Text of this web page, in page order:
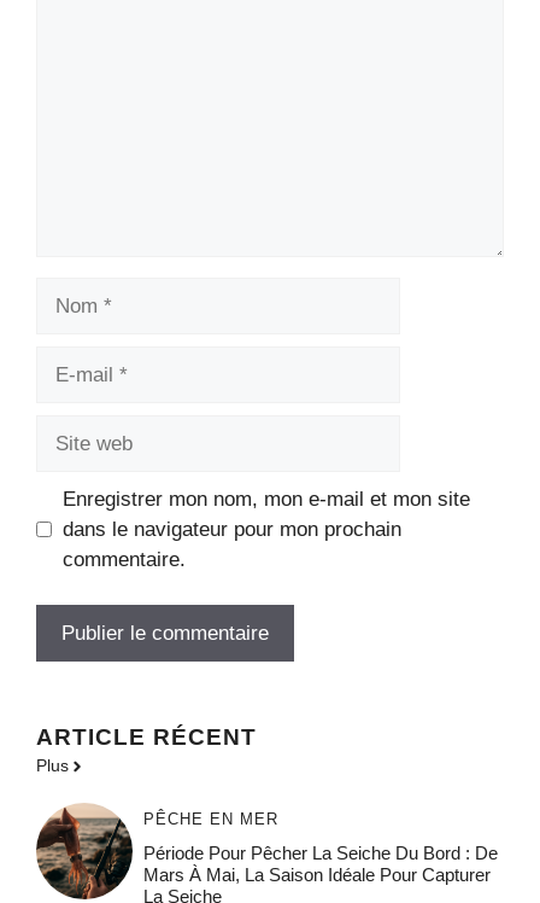
Enregistrer mon nom, mon e-mail et mon site
dans le navigateur pour mon prochain
commentaire.
ARTICLE RÉCENT
Plus
PÊCHE EN MER
Période Pour Pêcher La Seiche Du Bord : De
Mars À Mai, La Saison Idéale Pour Capturer
La Seiche